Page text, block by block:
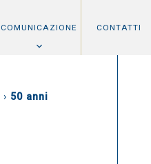
COMUNICAZIONE CONTATTI
› 50 anni